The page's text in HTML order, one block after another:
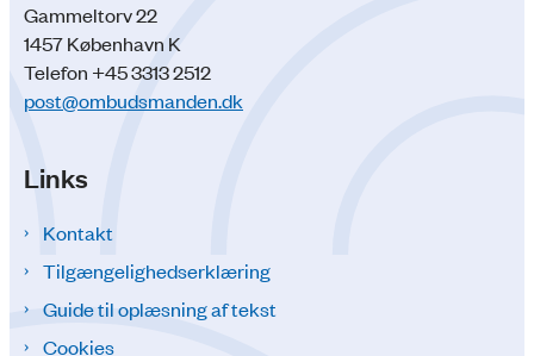
Gammeltorv 22
1457 København K
Telefon +45 3313 2512
post@ombudsmanden.dk
Links
Kontakt
Tilgængelighedserklæring
Guide til oplæsning af tekst
Cookies